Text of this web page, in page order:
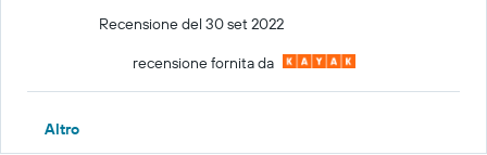
Recensione del 30 set 2022
recensione fornita da
Altro